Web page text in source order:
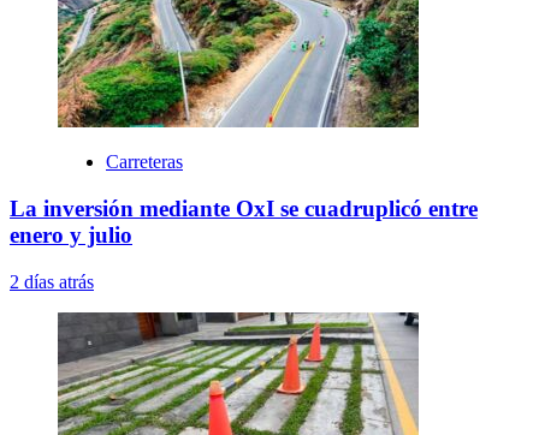
Carreteras
La inversión mediante OxI se cuadruplicó entre
enero y julio
2 días atrás